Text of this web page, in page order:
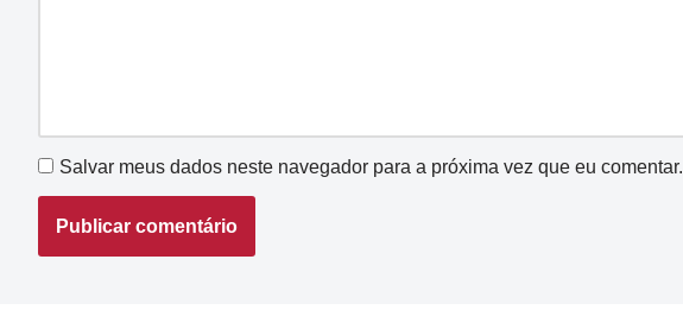
Salvar meus dados neste navegador para a próxima vez que eu comentar.